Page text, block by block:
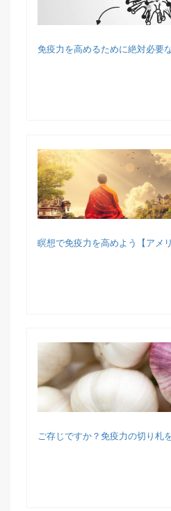
免疫力を高めるために絶対必要
瞑想で免疫力を高めよう【アメ
ご存じですか？免疫力の切り札